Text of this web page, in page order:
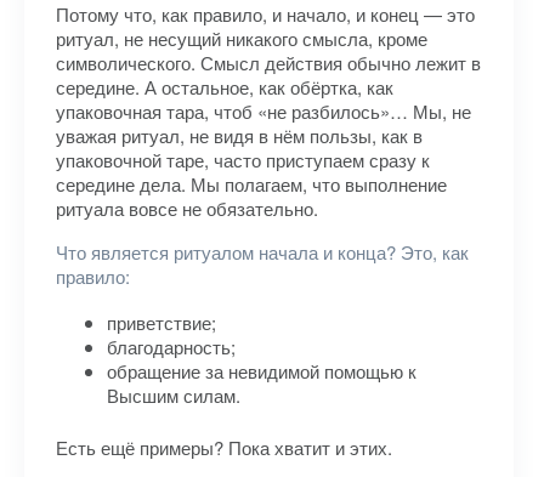
Потому что, как правило, и начало, и конец — это
ритуал, не несущий никакого смысла, кроме
символического. Смысл действия обычно лежит в
середине. А остальное, как обёртка, как
упаковочная тара, чтоб «не разбилось»… Мы, не
уважая ритуал, не видя в нём пользы, как в
упаковочной таре, часто приступаем сразу к
середине дела. Мы полагаем, что выполнение
ритуала вовсе не обязательно.
Что является ритуалом начала и конца? Это, как
правило:
приветствие;
благодарность;
обращение за невидимой помощью к
Высшим силам.
Есть ещё примеры? Пока хватит и этих.